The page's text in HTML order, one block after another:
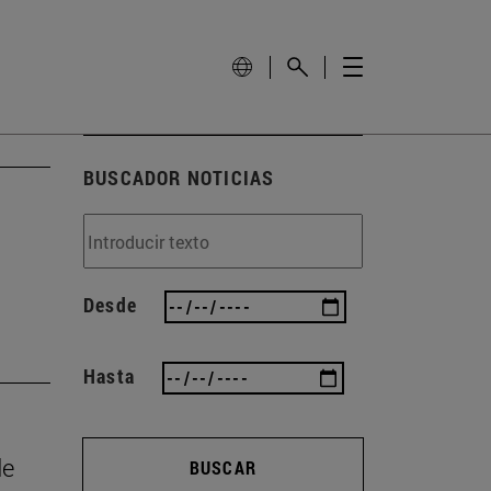
BUSCADOR NOTICIAS
Desde
Hasta
BUSCAR